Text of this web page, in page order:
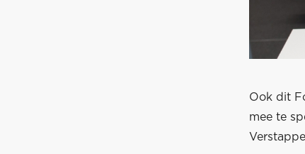
Ook dit
mee te